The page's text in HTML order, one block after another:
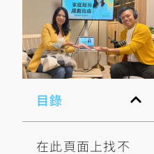
目錄
在此頁面上找不